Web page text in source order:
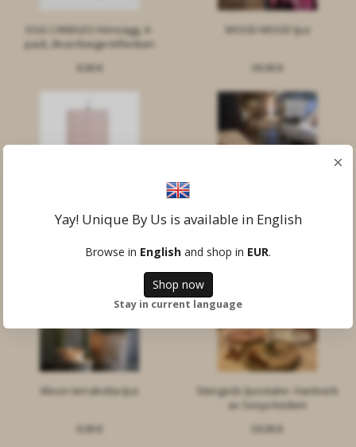
EGG CANDLES Hönsägg, 4-
pack, Brun/beige/elfenben
9,90 €
WOOD MOOD ljus
39,90 €
19,90 €
gjutjärn och keramik
34,90 €
Alison terrakotta ljus
9,90 €
Stengods ljusstake- Hantverk
av Sonja Kedem
59,90 €
×
Yay! Unique By Us is available in English
Browse in English and shop in EUR.
Shop now
Stay in current language